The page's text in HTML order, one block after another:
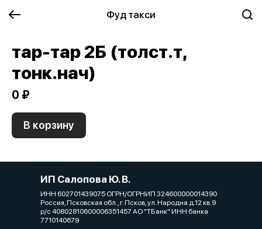
Фуд такси
тар-тар 2Б (толст.т,
тонк.нач)
0 ₽
В корзину
ИП Салопова Ю. В.
ИНН 602701439075 ОГРН/ОГРНИП 324600000014390
Россия, Псковская обл., г. Псков, ул. Народна д.12 кв.9
р/с 40802810600006351457 АО "ТБанк" ИНН банка
7710140679